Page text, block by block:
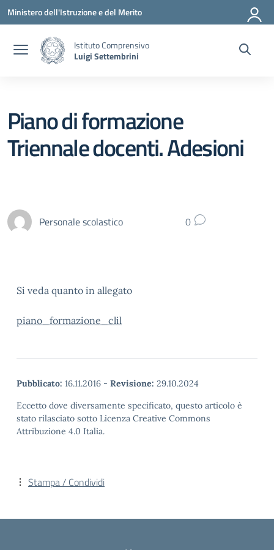
Vai ai contenuti
Vai al menu di navigazione
Vai al footer
Ministero dell'Istruzione e del Merito
Istituto Comprensivo
Luigi Settembrini
Piano di formazione
Triennale docenti. Adesioni
Personale scolastico 0
Si veda quanto in allegato
piano_formazione_clil
Pubblicato: 16.11.2016 - Revisione: 29.10.2024
Eccetto dove diversamente specificato, questo articolo è
stato rilasciato sotto Licenza Creative Commons
Attribuzione 4.0 Italia.
Stampa / Condividi